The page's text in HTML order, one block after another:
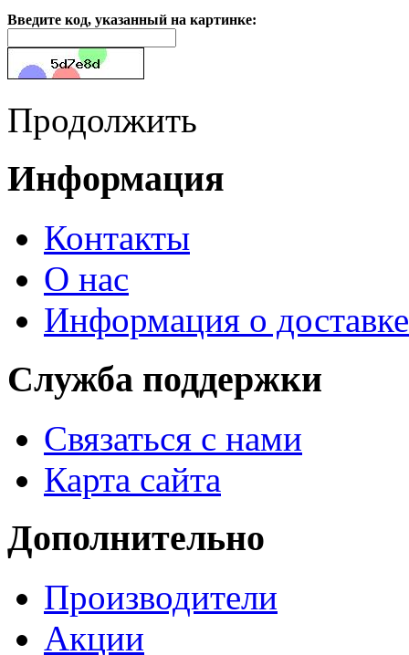
Введите код, указанный на картинке:
Продолжить
Информация
Контакты
О нас
Информация о доставке
Служба поддержки
Связаться с нами
Карта сайта
Дополнительно
Производители
Акции